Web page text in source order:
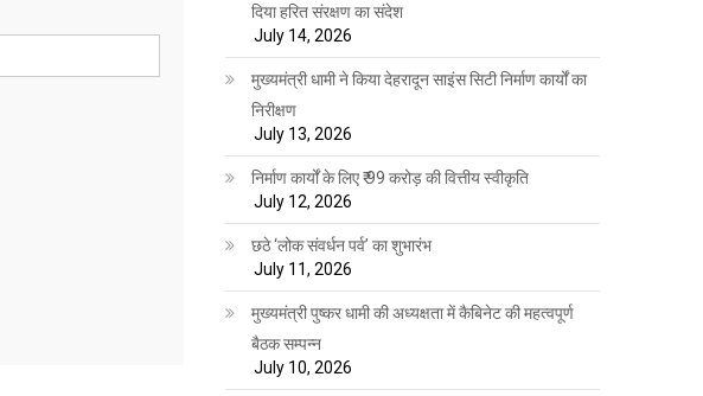
दिया हरित संरक्षण का संदेश
July 14, 2026
मुख्यमंत्री धामी ने किया देहरादून साइंस सिटी निर्माण कार्यों का
निरीक्षण
July 13, 2026
निर्माण कार्यों के लिए ₹ 99 करोड़ की वित्तीय स्वीकृति
July 12, 2026
छठे ‘लोक संवर्धन पर्व’ का शुभारंभ
July 11, 2026
मुख्यमंत्री पुष्कर धामी की अध्यक्षता में कैबिनेट की महत्वपूर्ण
बैठक सम्पन्न
July 10, 2026